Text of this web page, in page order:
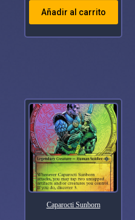
Añadir al carrito
Caparocti Sunborn